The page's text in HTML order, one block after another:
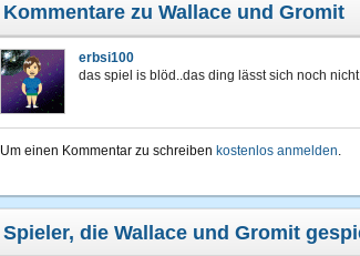
Kommentare zu Wallace und Gromit
erbsi100
das spiel is blöd..das ding lässt sich noch
Um einen Kommentar zu schreiben kostenlos anmelden.
Spieler, die Wallace und Gromit